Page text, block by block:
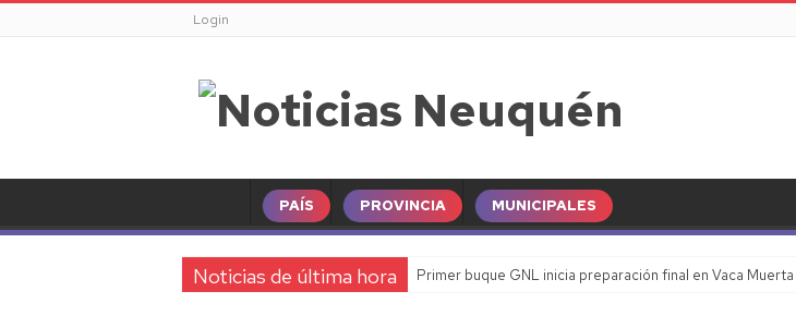
Login
PAÍS PROVINCIA MUNICIPALES
Noticias de última hora Primer buque GNL inicia preparación final en Vaca Muerta